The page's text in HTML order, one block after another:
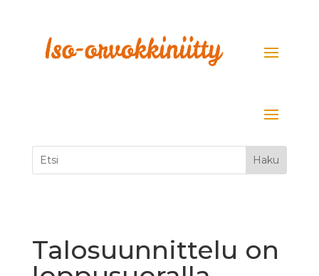
Talosuunnittelu on